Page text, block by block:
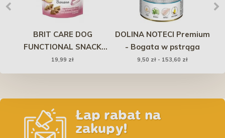
BRIT CARE DOG
FUNCTIONAL SNACK
Endurance Lamb 150g
19,99 zł
DOLINA NOTECI Premium
- Bogata w pstrąga
9,50 zł - 153,60 zł
Łap rabat na
zakupy!